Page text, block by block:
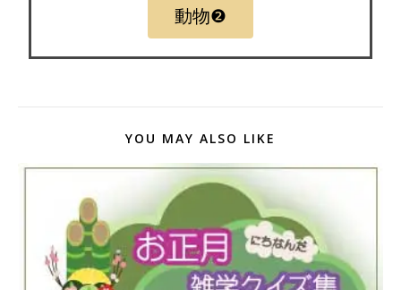
動物❷
YOU MAY ALSO LIKE